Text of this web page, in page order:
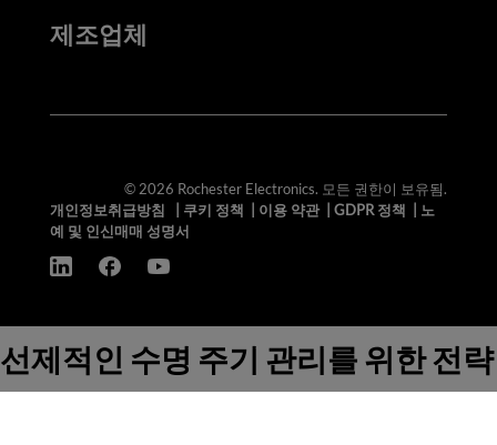
제조업체
© 2026 Rochester Electronics. 모든 권한이 보유됨.
개인정보취급방침
쿠키 정책 이용 약관| GDPR 정책
노
예 및 인신매매 성명서
선제적인 수명 주기 관리를 위한 전략